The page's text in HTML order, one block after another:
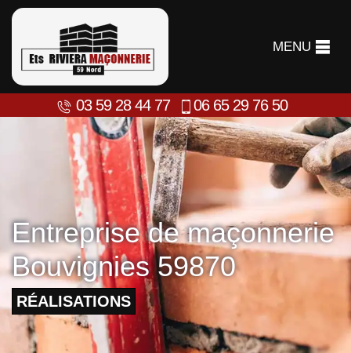
MENU
03 59 28 44 77 06 65 29 76 50
Entreprise de maçonnerie
Bouvignies 59870
RÉALISATIONS